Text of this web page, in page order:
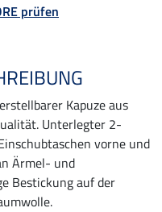
prüfen
Kapuze aus
Unterlegter 2-
vorne und
Ärmel- und
Bestickung auf der